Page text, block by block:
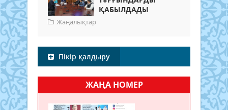
ҚАБЫЛДАДЫ
Жаңалықтар
Пікір қалдыру
ЖАҢА НОМЕР